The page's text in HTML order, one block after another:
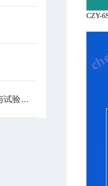
输液胶贴粘性检测仪器与试验步骤